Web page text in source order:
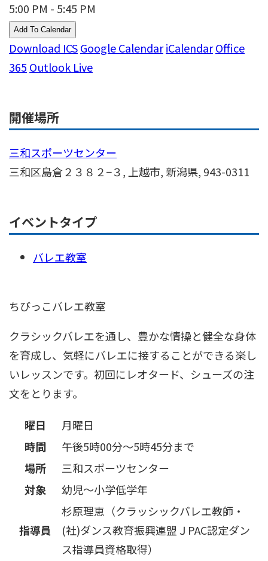
5:00 PM - 5:45 PM
Add To Calendar
Download ICSGoogle CalendariCalendarOffice
365 Outlook Live
開催場所
三和スポーツセンター
三和区島倉２３８２−３, 上越市, 新潟県, 943-0311
イベントタイプ
バレエ教室
ちびっこバレエ教室
クラシックバレエを通し、豊かな情操と健全な身体
を育成し、気軽にバレエに接することができる楽し
いレッスンです。初回にレオタード、シューズの注
文をとります。
曜日
月曜日
時間
午後5時00分～5時45分まで
場所
三和スポーツセンター
対象
幼児～小学低学年
指導員
杉原理恵（クラッシックバレエ教師・
(社)ダンス教育振興連盟ＪPAC認定ダン
ス指導員資格取得）